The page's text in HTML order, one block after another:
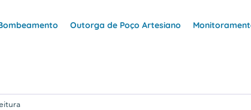
Outorga de Poço Artesiano